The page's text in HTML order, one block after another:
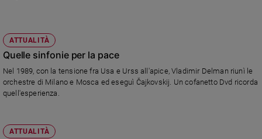
ATTUALITÀ
Quelle sinfonie per la pace
Nel 1989, con la tensione fra Usa e Urss all'apice, Vladimir Delman riunì le
orchestre di Milano e Mosca ed eseguì Čajkovskij. Un cofanetto Dvd ricorda
quell'esperienza.
ATTUALITÀ